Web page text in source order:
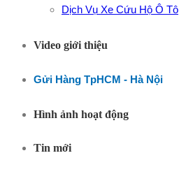
Dịch Vụ Xe Cứu Hộ Ô Tô
Video giới thiệu
Gửi Hàng TpHCM - Hà Nội
Hình ảnh hoạt động
Tin mới